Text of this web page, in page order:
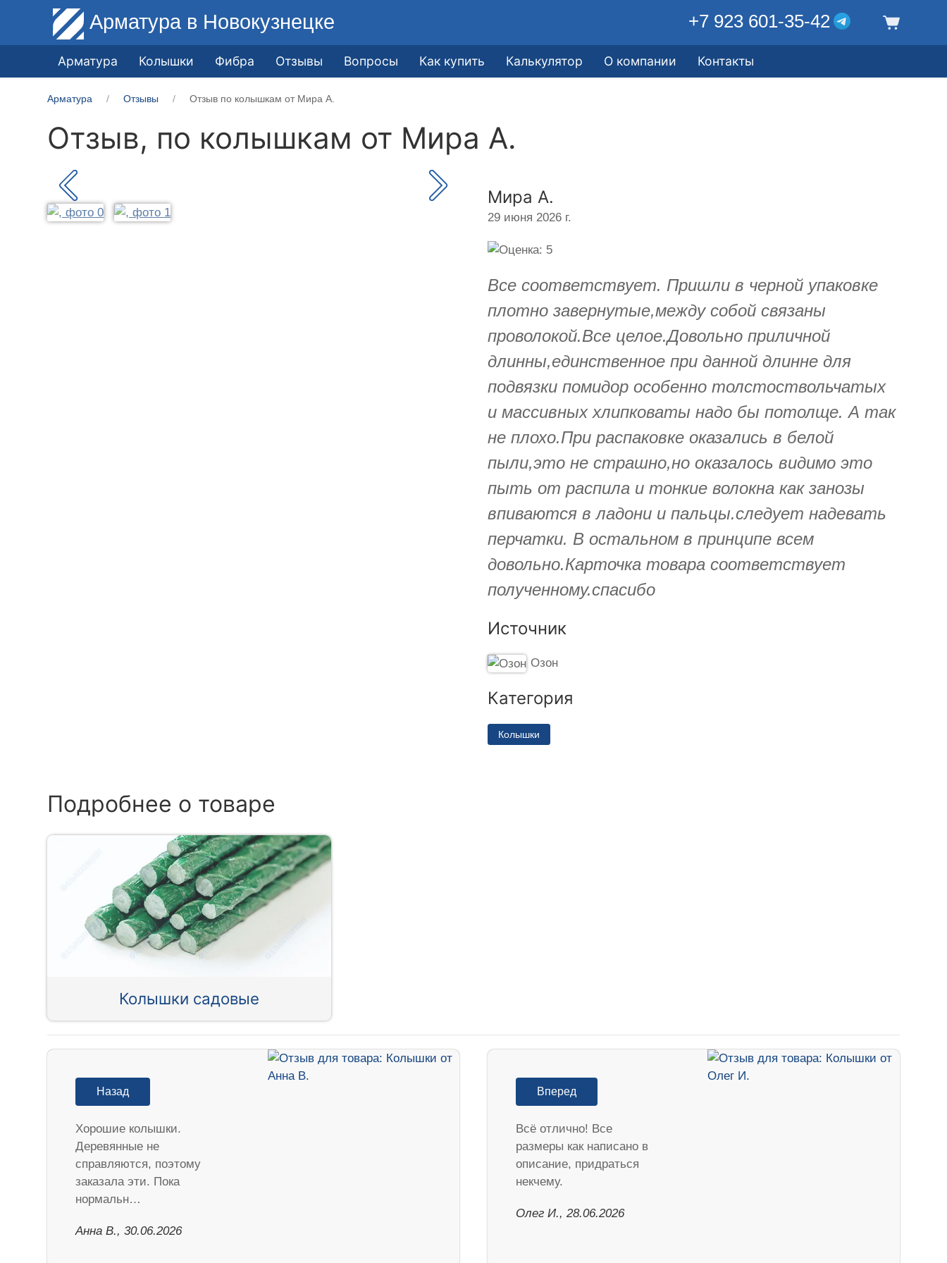
Арматура в Новокузнецке +7 923 601-35-42
Арматура Колышки Фибра Отзывы Вопросы Как купить Калькулятор О компании Контакты
Арматура Отзывы Отзыв по колышкам от Мира А.
Отзыв, по колышкам от Мира А.
Мира А.
29 июня 2026 г.
Все соответствует. Пришли в черной упаковке
плотно завернутые,между собой связаны
проволокой.Все целое.Довольно приличной
длинны,единственное при данной длинне для
подвязки помидор особенно толстоствольчатых
и массивных хлипковаты надо бы потолще. А так
не плохо.При распаковке оказались в белой
пыли,это не страшно,но оказалось видимо это
пыть от распила и тонкие волокна как занозы
впиваются в ладони и пальцы.следует надевать
перчатки. В остальном в принципе всем
довольно.Карточка товара соответствует
полученному.спасибо
Источник
Озон
Категория
Колышки
Подробнее о товаре
Колышки садовые
Назад
Хорошие колышки.
Деревянные не
справляются, поэтому
заказала эти. Пока
нормальн…
Анна В., 30.06.2026
Вперед
Всё отлично! Все
размеры как написано в
описание, придраться
некчему.
Олег И., 28.06.2026